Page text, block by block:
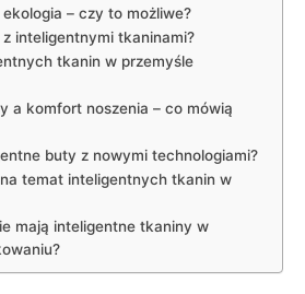
– czy to możliwe?
inteligentnymi tkaninami?
tkanin w przemyśle
a komfort noszenia – co mówią
buty z nowymi technologiami?
temat inteligentnych tkanin w
mają inteligentne tkaniny w